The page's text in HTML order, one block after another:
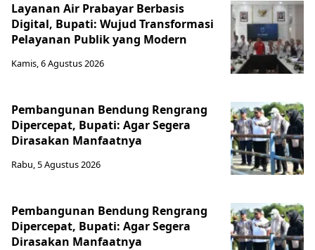
Layanan Air Prabayar Berbasis
Digital, Bupati: Wujud Transformasi
Pelayanan Publik yang Modern
Kamis, 6 Agustus 2026
Pembangunan Bendung Rengrang
Dipercepat, Bupati: Agar Segera
Dirasakan Manfaatnya
Rabu, 5 Agustus 2026
Pembangunan Bendung Rengrang
Dipercepat, Bupati: Agar Segera
Dirasakan Manfaatnya